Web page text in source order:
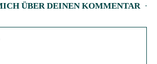
ÜBER DEINEN KOMMENTAR